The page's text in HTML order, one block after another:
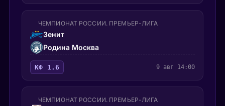
ЧЕМПИОНАТ РОССИИ. ПРЕМЬЕР-ЛИГА
Зенит
Родина Москва
КФ 1.6 9 авг 14:00
ЧЕМПИОНАТ РОССИИ. ПРЕМЬЕР-ЛИГА